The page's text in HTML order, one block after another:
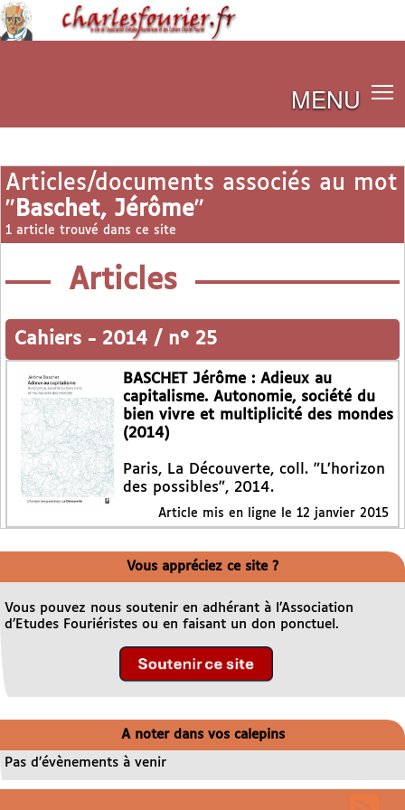
MENU
Articles/documents associés au mot
" Baschet, Jérôme"
1 article trouvé dans ce site
Articles
Cahiers - 2014 / n° 25
BASCHET Jérôme : Adieux au
capitalisme. Autonomie, société du
bien vivre et multiplicité des mondes
(2014)
Paris, La Découverte, coll. "L’horizon
des possibles", 2014.
Article mis en ligne le 12 janvier 2015
Vous appréciez ce site ?
Vous pouvez nous soutenir en adhérant à l’Association
d’Etudes Fouriéristes ou en faisant un don ponctuel.
A noter dans vos calepins
Pas d’évènements à venir